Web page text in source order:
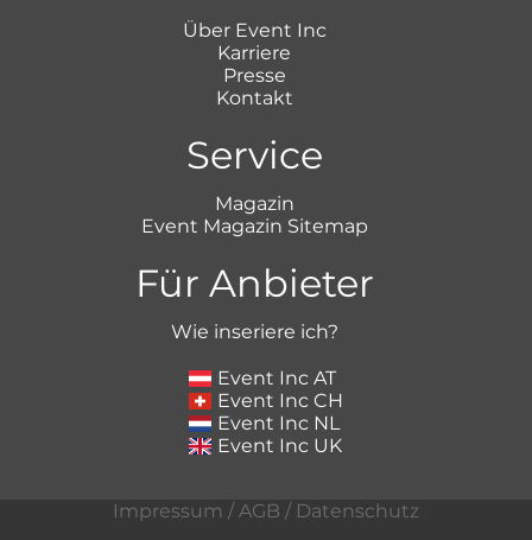
Über Event Inc
Karriere
Presse
Kontakt
Service
Magazin
Event Magazin Sitemap
Für Anbieter
Wie inseriere ich?
Event Inc AT
Event Inc CH
Event Inc NL
Event Inc UK
Impressum / AGB / Datenschutz